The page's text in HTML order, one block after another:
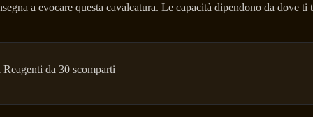
a evocare questa cavalcatura. Le capacità dipendono da
da 30 scomparti